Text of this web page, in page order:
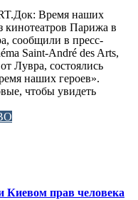
Время наших
кинотеатров Парижа в
сообщили в пресс-
Saint-André des Arts,
Лувра, состоялись
наших героев».
чтобы увидеть
прав человека